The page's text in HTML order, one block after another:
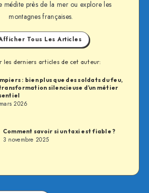
médite près de la mer ou explore les
montagnes françaises.
Tous Les Articles
les derniers articles de cet auteur:
: bien plus que des soldats du feu,
silencieuse d’un métier
2026
Comment savoir si un taxi est fiable ?
3 novembre 2025